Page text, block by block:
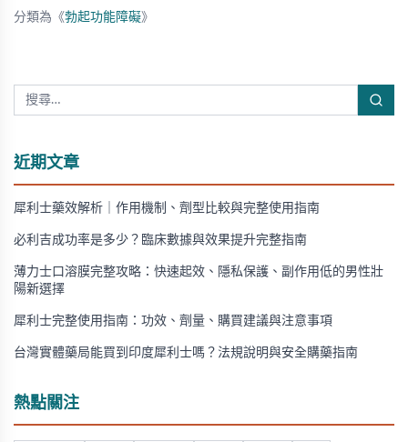
分類為《勃起功能障礙》
近期文章
犀利士藥效解析｜作用機制、劑型比較與完整使用指南
必利吉成功率是多少？臨床數據與效果提升完整指南
薄力士口溶膜完整攻略：快速起效、隱私保護、副作用低的男性壯
陽新選擇
犀利士完整使用指南：功效、劑量、購買建議與注意事項
台灣實體藥局能買到印度犀利士嗎？法規說明與安全購藥指南
熱點關注